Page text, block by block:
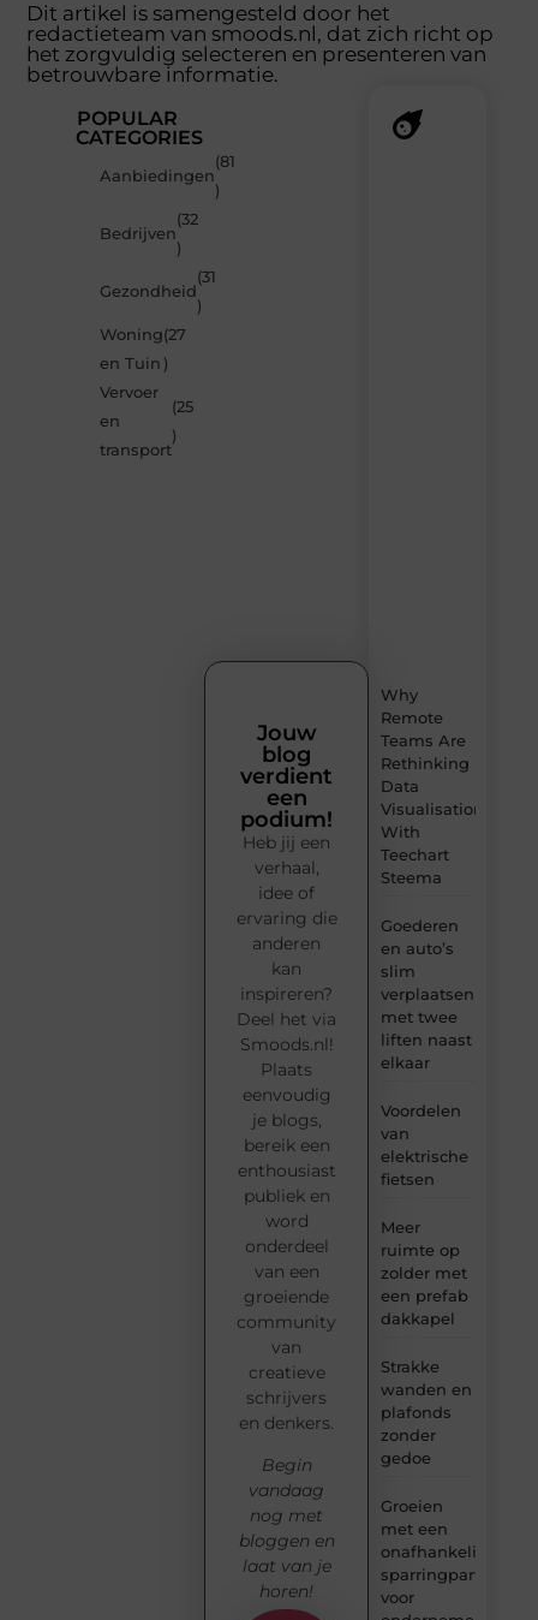
Dit artikel is samengesteld door het
redactieteam van smoods.nl, dat zich richt op
het zorgvuldig selecteren en presenteren van
betrouwbare informatie.
POPULAR
CATEGORIES
Aanbiedingen
(81
)
Bedrijven
(32
)
Gezondheid
(31
)
Woning
en Tuin
(27
)
Vervoer
en
transport
(25
)
Why
Remote
Teams Are
Rethinking
Data
Visualisation
With
Teechart
Steema
Goederen
en auto’s
slim
verplaatsen
met twee
liften naast
elkaar
Voordelen
van
elektrische
fietsen
Meer
ruimte op
zolder met
een prefab
dakkapel
Strakke
wanden en
plafonds
zonder
gedoe
Groeien
met een
onafhankelijke
sparringpartner
voor
Jouw
blog
verdient
een
podium!
Heb jij een
verhaal,
idee of
ervaring die
anderen
kan
inspireren?
Deel het via
Smoods.nl!
Plaats
eenvoudig
je blogs,
bereik een
enthousiast
publiek en
word
onderdeel
van een
groeiende
community
van
creatieve
schrijvers
en denkers.
Begin
vandaag
nog met
bloggen en
laat van je
horen!